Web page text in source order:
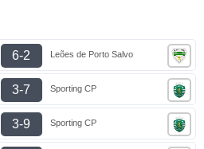
6-2 Leões de Porto Salvo
3-7 Sporting CP
3-9 Sporting CP